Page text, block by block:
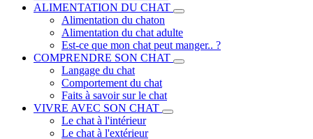
ALIMENTATION DU CHAT
Alimentation du chaton
Alimentation du chat adulte
Est-ce que mon chat peut manger.. ?
COMPRENDRE SON CHAT
Langage du chat
Comportement du chat
Faits à savoir sur le chat
VIVRE AVEC SON CHAT
Le chat à l'intérieur
Le chat à l'extérieur